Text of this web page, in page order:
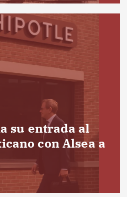
su entrada al
con Alsea a